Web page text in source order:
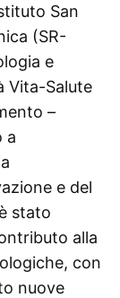
San
(SR-
e
Vita-Salute
–
a
e del
stato
alla
con
nuove